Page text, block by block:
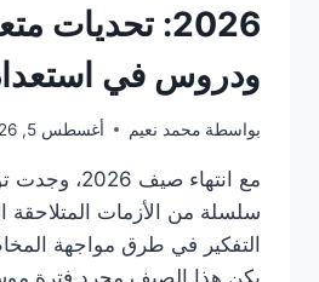
الأهالي
عند
الغروب
2026: تحديات
ودروس في
بواسطة محمد نعيم أغسطس 5, 2026
مع انتهاء صيف
سلسلة من الأزمات
التفكير في طرق مواجهة
يكن هذا الصيف مجرد فترة